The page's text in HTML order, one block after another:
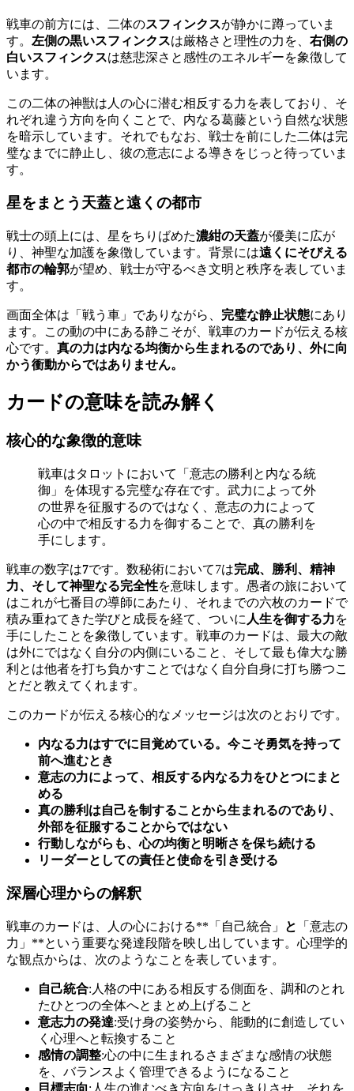
戦車の前方には、二体のスフィンクスが静かに蹲っていま
す。 左側の黒いスフィンクスは厳格さと理性の力を、 右側の
白いスフィンクスは慈悲深さと感性のエネルギーを象徴して
います。
この二体の神獣は人の心に潜む相反する力を表しており、そ
れぞれ違う方向を向くことで、内なる葛藤という自然な状態
を暗示しています。それでもなお、戦士を前にした二体は完
璧なまでに静止し、彼の意志による導きをじっと待っていま
す。
星をまとう天蓋と遠くの都市
戦士の頭上には、星をちりばめた濃紺の天蓋が優美に広が
り、神聖な加護を象徴しています。背景には遠くにそびえる
都市の輪郭が望め、戦士が守るべき文明と秩序を表していま
す。
画面全体は「戦う車」でありながら、 完璧な静止状態にあり
ます。この動の中にある静こそが、戦車のカードが伝える核
心です。 真の力は内なる均衡から生まれるのであり、外に向
かう衝動からではありません。
カードの意味を読み解く
核心的な象徴的意味
戦車はタロットにおいて「意志の勝利と内なる統
御」を体現する完璧な存在です。武力によって外
の世界を征服するのではなく、意志の力によって
心の中で相反する力を御することで、真の勝利を
手にします。
戦車の数字は7です。数秘術において7は完成、勝利、精神
力、そして神聖なる完全性を意味します。愚者の旅において
はこれが七番目の導師にあたり、それまでの六枚のカードで
積み重ねてきた学びと成長を経て、ついに 人生を御する力を
手にしたことを象徴しています。戦車のカードは、最大の敵
は外にではなく自分の内側にいること、そして最も偉大な勝
利とは他者を打ち負かすことではなく自分自身に打ち勝つこ
とだと教えてくれます。
このカードが伝える核心的なメッセージは次のとおりです。
内なる力はすでに目覚めている。今こそ勇気を持って
前へ進むとき
意志の力によって、相反する内なる力をひとつにまと
める
真の勝利は自己を制することから生まれるのであり、
外部を征服することからではない
行動しながらも、心の均衡と明晰さを保ち続ける
リーダーとしての責任と使命を引き受ける
深層心理からの解釈
戦車のカードは、人の心における**「自己統合」 と
「意志の
力」**という重要な発達段階を映し出しています。心理学的
な観点からは、次のようなことを表しています。
自己統合:人格の中にある相反する側面を、調和のとれ
たひとつの全体へとまとめ上げること
意志力の発達:受け身の姿勢から、能動的に創造してい
く心理へと転換すること
感情の調整:心の中に生まれるさまざまな感情の状態
を、バランスよく管理できるようになること
目標志向:人生の進むべき方向をはっきりさせ、それを